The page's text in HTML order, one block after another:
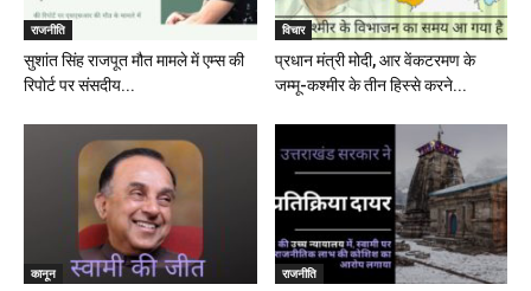
राजनीति
सुशांत सिंह राजपूत मौत मामले में एम्स की
रिपोर्ट पर संसदीय...
विचार
प्रधान मंत्री मोदी, आर वेंकटरमण के
जम्मू-कश्मीर के तीन हिस्से करने...
कानून राजनीति